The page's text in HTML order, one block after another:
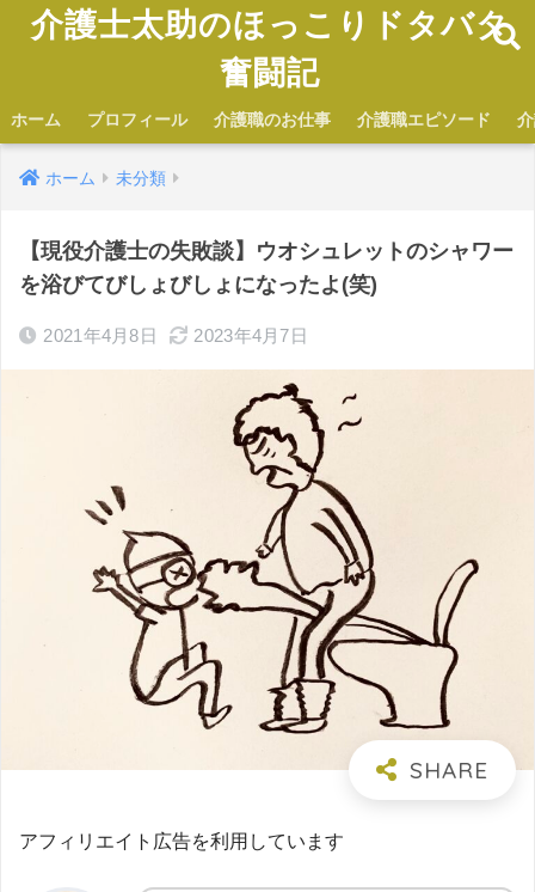
介護士太助のほっこりドタバタ
奮闘記
ホーム プロフィール 介護職のお仕事 介護職エピソード
ホーム 未分類
【現役介護士の失敗談】ウオシュレットのシャワー
を浴びてびしょびしょになったよ(笑)
2021年4月8日 2023年4月7日
アフィリエイト広告を利用しています